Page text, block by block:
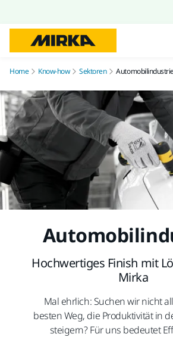
Home Know-how Sektoren
Hochwertiges Finish mit
Mirka
Mal ehrlich: Suchen wir nicht
besten Weg, die Produktivität in
steigern? Für uns bedeutet